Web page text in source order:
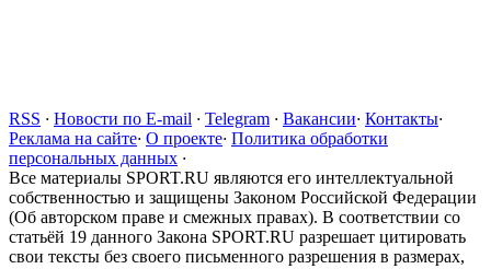
RSS · Новости по E-mail · Telegram · Вакансии· Контакты·
Реклама на сайте· О проекте· Политика обработки
персональных данных ·
Все материалы SPORT.RU являются его интеллектуальной
собственностью и защищены Законом Российской Федерации
(Об авторском праве и смежных правах). В соответствии со
статьёй 19 данного Закона SPORT.RU разрешает цитировать
свои тексты без своего письменного разрешения в размерах,